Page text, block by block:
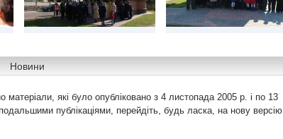
Новини
матеріали, які було опубліковано з 4 листопада 2005 р. і по 13
публікаціями, перейдіть, будь ласка, на нову версію